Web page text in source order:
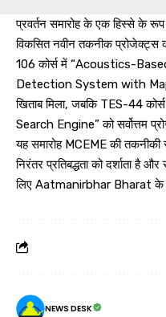
प्रवर्तन समारोह के एक हिस्से के रूप
विकसित नवीन तकनीक प्रोजेक्ट्स
106 कोर्स में “Acoustics-
Detection System with Map
खिताब मिला, जबकि TES-44
Search Engine” को सर्वोत्तम
यह समारोह MCEME की
निरंतर प्रतिबद्धता को दर्शाता है और
लिए Aatmanirbhar Bharat के
NEWS DESK